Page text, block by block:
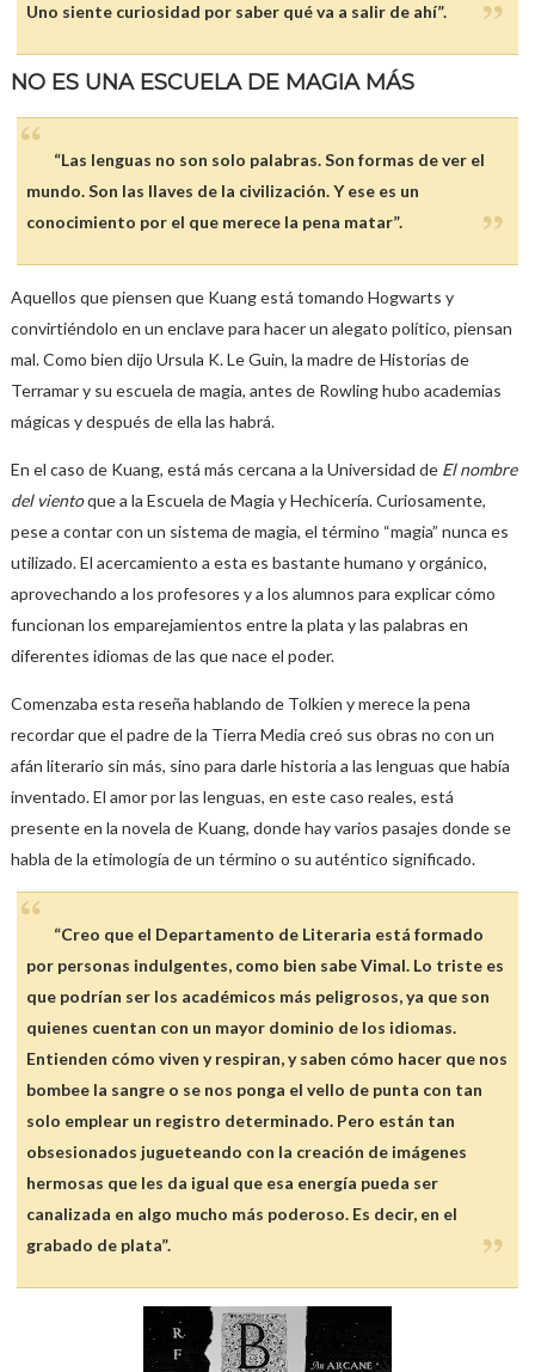
Uno siente curiosidad por saber qué va a salir de ahí”.
NO ES UNA ESCUELA DE MAGIA MÁS
“Las lenguas no son solo palabras. Son formas de ver el
mundo. Son las llaves de la civilización. Y ese es un
conocimiento por el que merece la pena matar”.
Aquellos que piensen que Kuang está tomando Hogwarts y
convirtiéndolo en un enclave para hacer un alegato político, piensan
mal. Como bien dijo Ursula K. Le Guin, la madre de Historias de
Terramar y su escuela de magia, antes de Rowling hubo academias
mágicas y después de ella las habrá.
En el caso de Kuang, está más cercana a la Universidad de El nombre
del vientoque a la Escuela de Magia y Hechicería. Curiosamente,
pese a contar con un sistema de magia, el término “magia” nunca es
utilizado. El acercamiento a esta es bastante humano y orgánico,
aprovechando a los profesores y a los alumnos para explicar cómo
funcionan los emparejamientos entre la plata y las palabras en
diferentes idiomas de las que nace el poder.
Comenzaba esta reseña hablando de Tolkien y merece la pena
recordar que el padre de la Tierra Media creó sus obras no con un
afán literario sin más, sino para darle historia a las lenguas que había
inventado. El amor por las lenguas, en este caso reales, está
presente en la novela de Kuang, donde hay varios pasajes donde se
habla de la etimología de un término o su auténtico significado.
“Creo que el Departamento de Literaria está formado
por personas indulgentes, como bien sabe Vimal. Lo triste es
que podrían ser los académicos más peligrosos, ya que son
quienes cuentan con un mayor dominio de los idiomas.
Entienden cómo viven y respiran, y saben cómo hacer que nos
bombee la sangre o se nos ponga el vello de punta con tan
solo emplear un registro determinado. Pero están tan
obsesionados jugueteando con la creación de imágenes
hermosas que les da igual que esa energía pueda ser
canalizada en algo mucho más poderoso. Es decir, en el
grabado de plata”.